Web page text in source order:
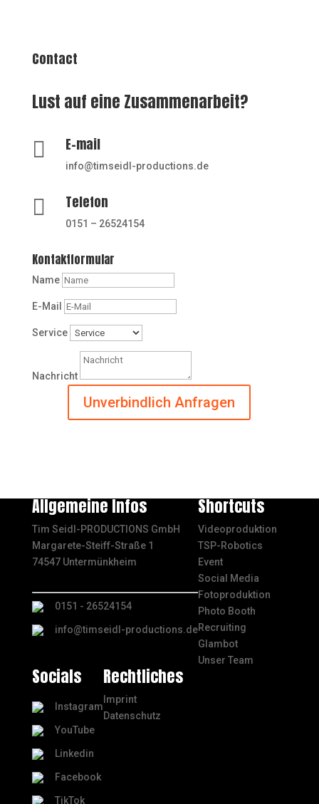
Contact
Lust auf eine Zusammenarbeit?
 E-mail
info@timseidl-productions.de
 Telefon
0151 – 26524154
Kontaktformular
Name
E-Mail
Service
Nachricht
Unverbindlich Anfragen
Allgemeine Infos
Tim Seidl-PRODUCTIONS GmbH
Margarete-Steiff-Straße 1
74547 Untermünkheim
0151 - 26524154
info@timseidl-productions.de
Shortcuts
Videoproduktion
TSP-Robotics
Event
Social Media
Fotoproduktion
Photo Booth
Recruiting
Glambot
Unser Team
Socials
Instagram
YouTube
Linkedin
Facebook
TikTok
Rechtliches
Imprint
Datenschutz